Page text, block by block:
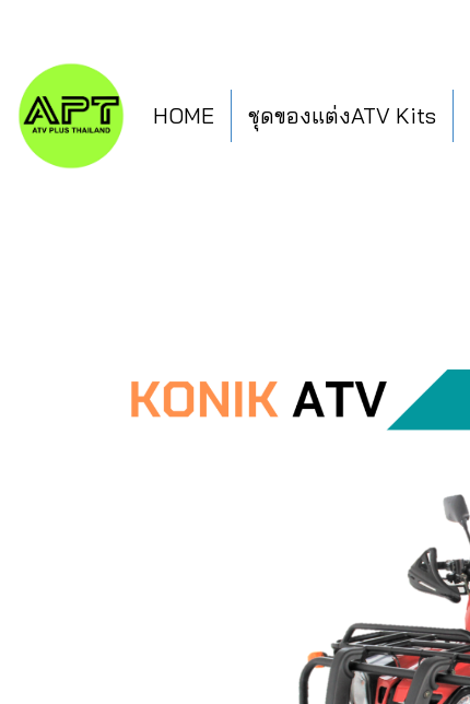
HOME ชุดของแต่งATV Kits